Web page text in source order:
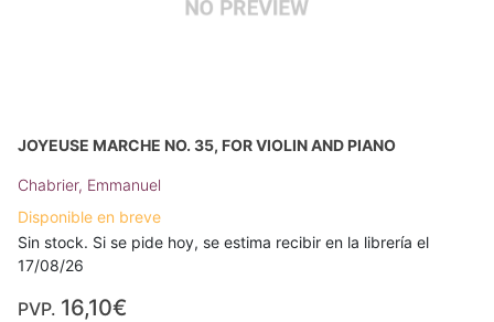
JOYEUSE MARCHE NO. 35, FOR VIOLIN AND PIANO
Chabrier, Emmanuel
Disponible en breve
Sin stock. Si se pide hoy, se estima recibir en la librería el
17/08/26
PVP. 16,10€